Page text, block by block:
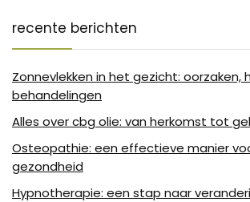
recente berichten
Zonnevlekken in het gezicht: oorzaken,
behandelingen
Alles over cbg olie: van herkomst tot
Osteopathie: een effectieve manier
gezondheid
Hypnotherapie: een stap naar